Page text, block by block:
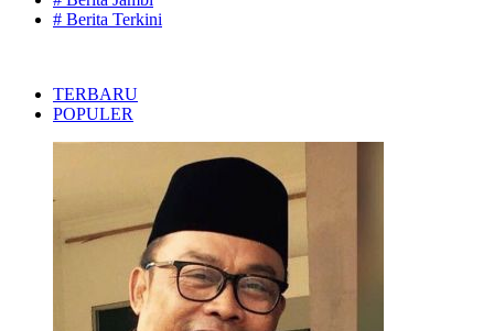
# Berita Terkini
TERBARU
POPULER